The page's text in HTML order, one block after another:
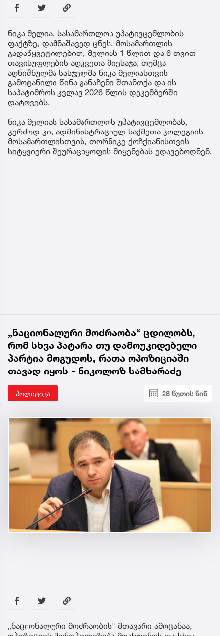
ნიკა მელია, სასამართლოს უპატივცემლობის
ფაქტზე, დამნაშავედ ცნეს. მოსამართლის
გადაწყვეტილებით, მელიას 1 წლით და 6 თვით
თავისუფლების აღკვეთა მიესაჯა, თუმცა
აღნიშნულმა სასჯელმა ნიკა მელიასთვის
გამოტანილი წინა განაჩენი შთანთქა და ის
საპატიმროს კვლავ 2026 წლის დეკემბერში
დატოვებს.
ნიკა მელიას სასამართლოს უპატივცემლობას,
კერძოდ კი, ადმინისტრაციულ საქმეთა კოლეგიის
მოსამართლისთვის, თორნიკე ქოჩქიანისთვის
სიტყვიერი შეურაცხყოფის მიყენებას ედავებოდნენ.
„ნაციონალური მოძრაობა“ ცდილობს,
რომ სხვა პატარა თუ დამოუკიდებელი
პარტია მოგუდოს, რათა ოპოზიციაში
თავად იყოს - ნიკოლოზ სამხარაძე
პოლიტიკა 28 წუთის წინ
„ნაციონალური მოძრაობის" მთავარი ამოცანაა,